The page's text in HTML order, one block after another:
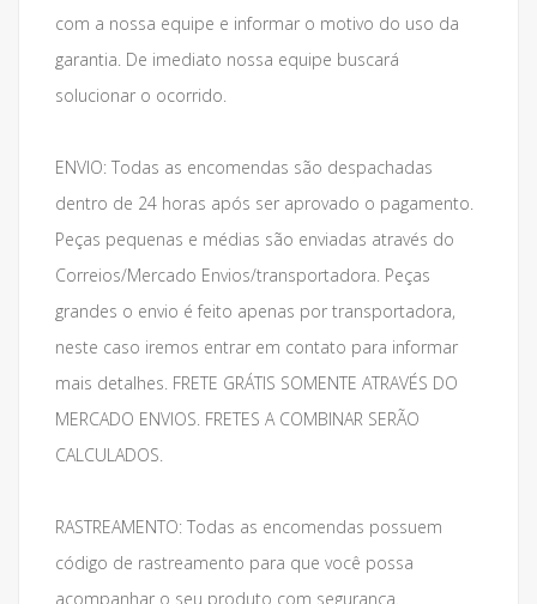
com a nossa equipe e informar o motivo do uso da
garantia. De imediato nossa equipe buscará
solucionar o ocorrido.
ENVIO: Todas as encomendas são despachadas
dentro de 24 horas após ser aprovado o pagamento.
Peças pequenas e médias são enviadas através do
Correios/Mercado Envios/transportadora. Peças
grandes o envio é feito apenas por transportadora,
neste caso iremos entrar em contato para informar
mais detalhes. FRETE GRÁTIS SOMENTE ATRAVÉS DO
MERCADO ENVIOS. FRETES A COMBINAR SERÃO
CALCULADOS.
RASTREAMENTO: Todas as encomendas possuem
código de rastreamento para que você possa
acompanhar o seu produto com segurança.